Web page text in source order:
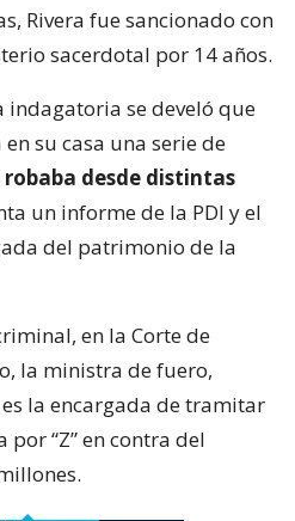
Rivera fue sancionado con
sacerdotal por 14 años.
indagatoria se develó que
su casa una serie de
desde distintas
un informe de la PDI y el
del patrimonio de la
en la Corte de
la ministra de fuero,
la encargada de tramitar
“Z” en contra del